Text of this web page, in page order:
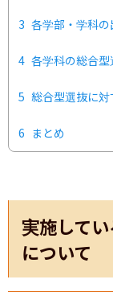
3 各学部・学科
4 各学科の総合
5 総合型選抜に
6 まとめ
実施して
について